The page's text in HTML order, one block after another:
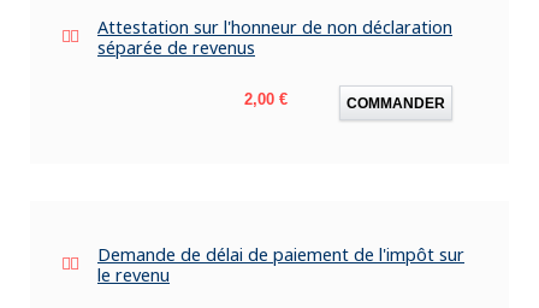
Attestation sur l'honneur de non déclaration
séparée de revenus
Prix
2,00 € COMMANDER
Demande de délai de paiement de l'impôt sur
le revenu